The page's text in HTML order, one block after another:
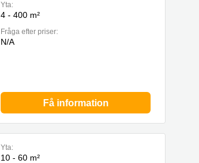
Yta:
4 - 400 m²
Fråga efter priser:
N/A
Få information
Yta:
10 - 60 m²